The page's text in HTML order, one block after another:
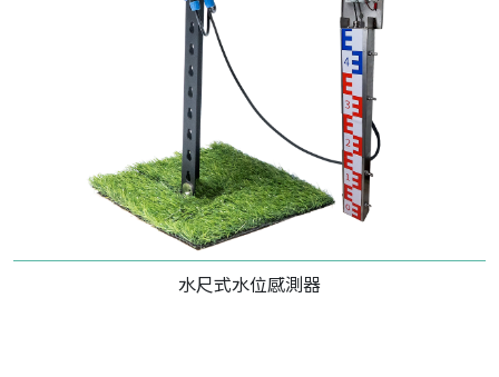
水尺式水位感測器